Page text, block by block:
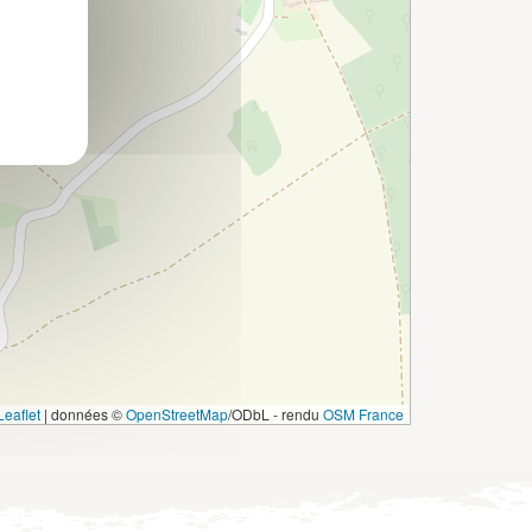
| données ©OpenStreetMap/ODbL - rendu OSM France